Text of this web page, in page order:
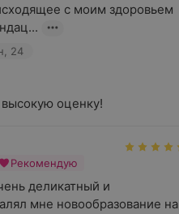
с моим здоровьем
24
оценку!
Рекомендую
деликатный и
мне новообразование на